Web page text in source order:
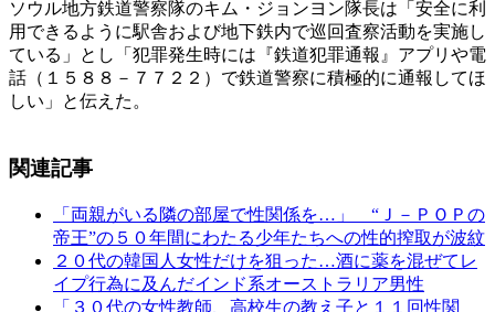
ソウル地方鉄道警察隊のキム・ジョンヨン隊長は「安全に利
用できるように駅舎および地下鉄内で巡回査察活動を実施し
ている」とし「犯罪発生時には『鉄道犯罪通報』アプリや電
話（１５８８－７７２２）で鉄道警察に積極的に通報してほ
しい」と伝えた。
関連記事
「両親がいる隣の部屋で性関係を…」 “Ｊ－ＰＯＰの
帝王”の５０年間にわたる少年たちへの性的搾取が波紋
２０代の韓国人女性だけを狙った…酒に薬を混ぜてレ
イプ行為に及んだインド系オーストラリア男性
「３０代の女性教師、高校生の教え子と１１回性関